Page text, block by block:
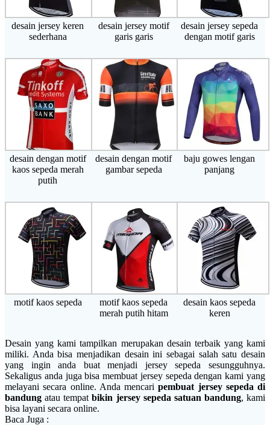
desain jersey keren
sederhana
desain jersey motif
garis garis
desain jersey sepeda
dengan motif garis
desain dengan motif
kaos sepeda merah
putih
desain dengan motif
gambar sepeda
baju gowes lengan
panjang
motif kaos sepeda
motif kaos sepeda
merah putih hitam
desain kaos sepeda
keren
Desain yang kami tampilkan merupakan desain terbaik yang kami
miliki. Anda bisa menjadikan desain ini sebagai salah satu desain
yang ingin anda buat menjadi jersey sepeda sesungguhnya.
Sekaligus anda juga bisa membuat jersey sepeda dengan kami yang
melayani secara online. Anda mencaripembuat jersey sepeda di
bandung atau tempatbikin jersey sepeda satuan bandung, kami
bisa layani secara online.
Baca Juga :